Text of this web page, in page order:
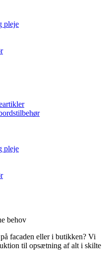
pleje
pleje
behov
facaden eller i butikken? Vi
til opsætning af alt i skilte